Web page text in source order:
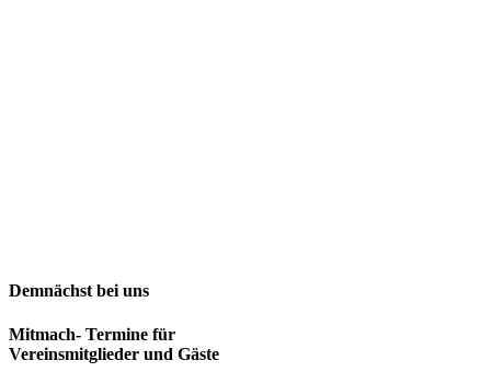
Demnächst bei uns
Mitmach- Termine für
Vereinsmitglieder und Gäste